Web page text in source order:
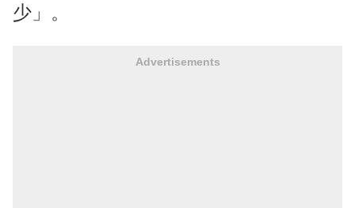
少」。
Advertisements